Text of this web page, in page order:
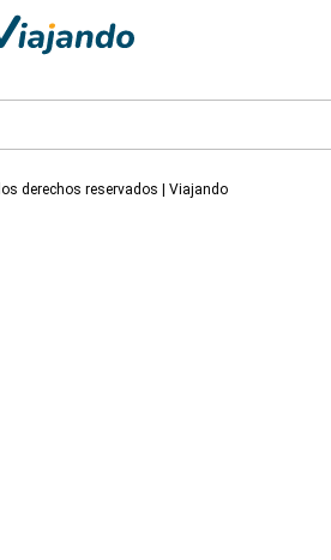
derechos reservados | Viajando